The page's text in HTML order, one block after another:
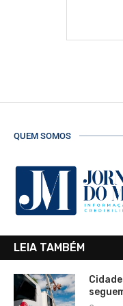
QUEM SOMOS
R. Manoel de Matos
Telefone: (51) 3664-
Email:
LEIA TAMBÉM